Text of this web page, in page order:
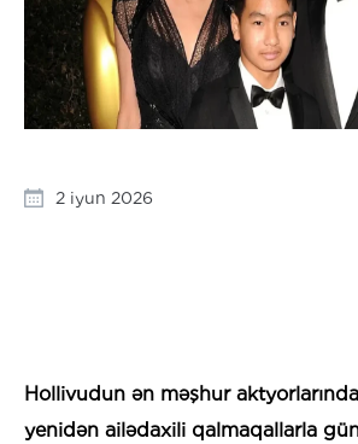
2 iyun 2026
Hollivudun ən məşhur
yenidən ailədaxili qalmaqallarla